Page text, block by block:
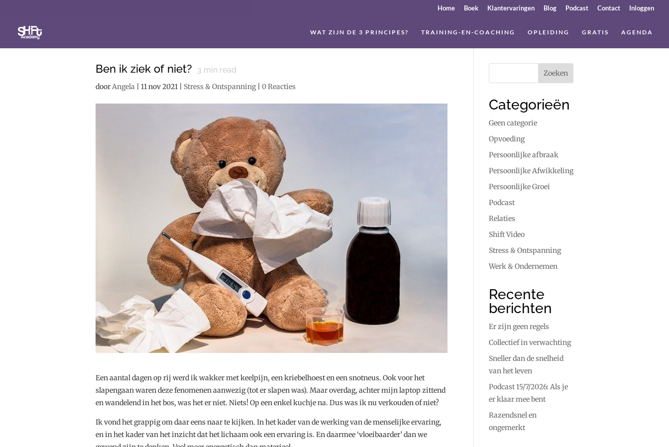
Home Boek Klantervaringen Blog Podcast Contact Inloggen
WAT ZIJN DE 3 PRINCIPES? TRAINING-EN-COACHING OPLEIDING GRATIS AGENDA
Ben ik ziek of niet? 3 min read
doorAngela 11 nov 2021 Stress & Ontspanning| 0 Reacties
Een aantal dagen op rij werd ik wakker met keelpijn, een kriebelhoest en een snotneus. Ook voor het
slapengaan waren deze fenomenen aanwezig (tot er slapen was). Maar overdag, achter mijn laptop zittend
en wandelend in het bos, was het er niet. Niets! Op een enkel kuchje na. Dus was ik nu verkouden of niet?
Ik vond het grappig om daar eens naar te kijken. In het kader van de werking van de menselijke ervaring,
en in het kader van het inzicht dat het lichaam ook een ervaring is. En daarmee ‘vloeibaarder’ dan we
Categorieën
Geen categorie
Opvoeding
Persoonlijke afbraak
Persoonlijke Afwikkeling
Persoonlijke Groei
Podcast
Relaties
Shift Video
Stress & Ontspanning
Werk & Ondernemen
Recente
berichten
Er zijn geen regels
Collectief in verwachting
Sneller dan de snelheid
van het leven
Podcast 15/7/2026: Als je
er klaar mee bent
Razendsnel en
ongemerkt